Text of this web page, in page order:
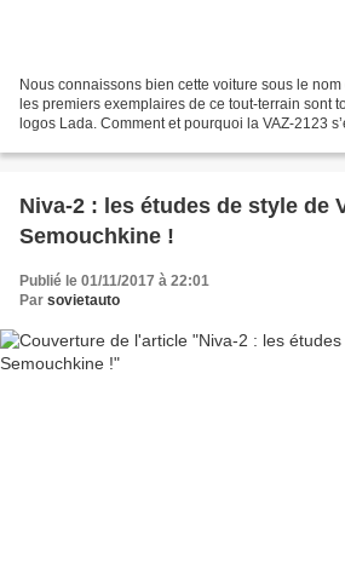
Nous connaissons bien cette voiture sous le
les premiers exemplaires de ce tout-terrain sont
logos Lada. Comment et pourquoi la VAZ-2123
Niva-2 : les études de style de
Semouchkine !
Publié le 01/11/2017 à 22:01
Par sovietauto